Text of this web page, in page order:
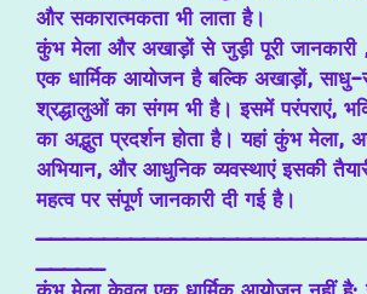
और सकारात्मकता भी लाता है।
कुंभ मेला और अखाड़ों से जुड़ी पूरी
एक धार्मिक आयोजन है बल्कि अखाड़ों,
श्रद्धालुओं का संगम भी है। इसमें परंपराएं,
का अद्भुत प्रदर्शन होता है। यहां कुंभ मेला,
अभियान, और आधुनिक व्यवस्थाएं इसकी
महत्व पर संपूर्ण जानकारी दी गई है।